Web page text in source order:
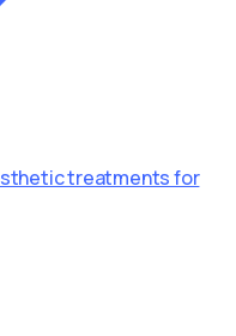
treatments for